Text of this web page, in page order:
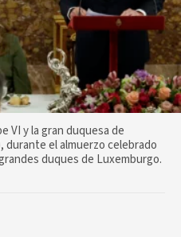
VI y la gran duquesa de
durante el almuerzo celebrado
duques de Luxemburgo.